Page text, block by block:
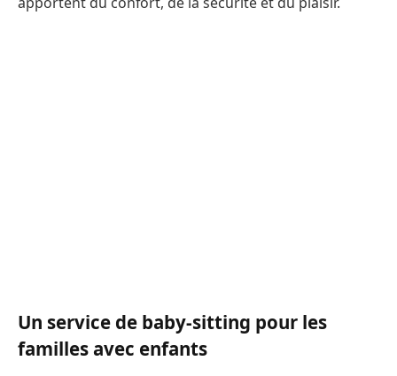
Un service de baby-sitting pour les
familles avec enfants